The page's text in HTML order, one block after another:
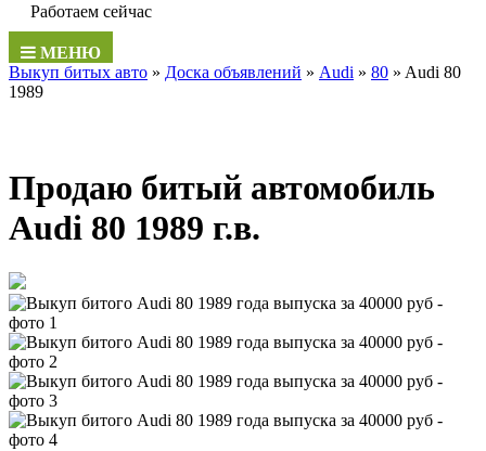
Работаем сейчас
МЕНЮ
Выкуп битых авто » Доска объявлений » Audi » 80 » Audi 80
1989
Продаю битый автомобиль
Audi 80 1989 г.в.